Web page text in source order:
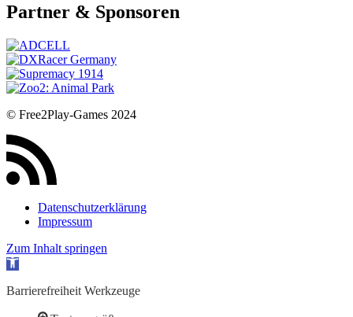
Partner & Sponsoren
© Free2Play-Games 2024
Datenschutzerklärung
Impressum
Zum Inhalt springen
Werkzeugleiste öffnen
Barrierefreiheit Werkzeuge